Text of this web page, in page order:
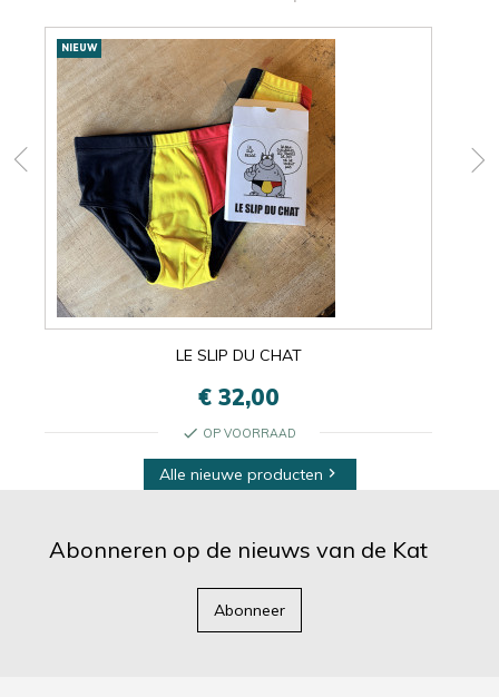
Nieuwe
producten
NIEUW
LE SLIP DU CHAT
€ 32,00
check OP VOORRAAD
Alle nieuwe producten 
Abonneren op de nieuws van de Kat
Abonneer